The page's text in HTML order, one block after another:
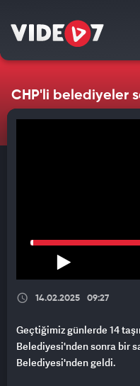
CHP'li belediyeler
14.02.2025 09:27
Geçtiğimiz günlerde 14
Belediyesi'nden sonra bir
Belediyesi'nden geldi.